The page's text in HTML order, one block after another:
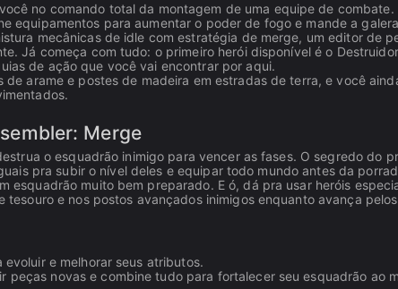
no comando total da montagem de uma equipe de combate.
equipamentos para aumentar o poder de fogo e mande a
mecânicas de idle com estratégia de merge, um editor de
Já começa com tudo: o primeiro herói disponível é o
de ação que você vai encontrar por aqui.
de arame e postes de madeira em estradas de terra, e você
Merge
o esquadrão inimigo para vencer as fases. O segredo do
pra subir o nível deles e equipar todo mundo antes da
esquadrão muito bem preparado. E ó, dá pra usar heróis
tesouro e nos postos avançados inimigos enquanto avança
e melhorar seus atributos.
peças novas e combine tudo para fortalecer seu esquadrão ao